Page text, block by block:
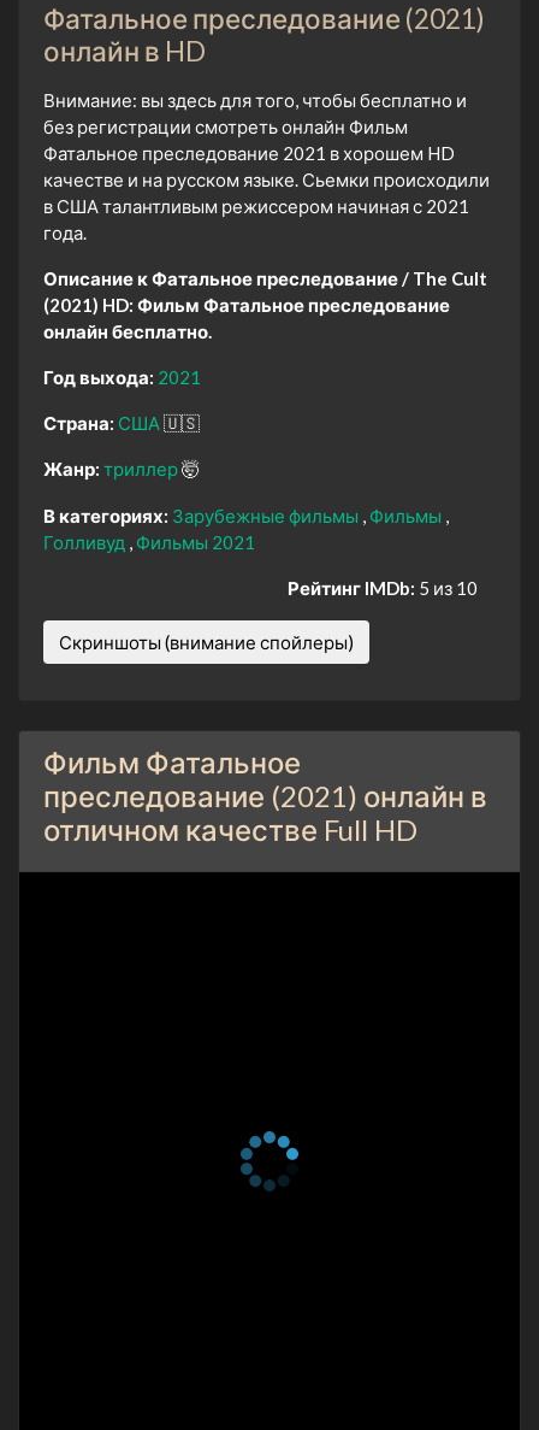
Фатальное преследование (2021)
онлайн в HD
Внимание: вы здесь для того, чтобы бесплатно и
без регистрации смотреть онлайн Фильм
Фатальное преследование 2021 в хорошем HD
качестве и на русском языке. Сьемки происходили
в США талантливым режиссером начиная с 2021
года.
Описание к Фатальное преследование / The Cult
(2021) HD: Фильм Фатальное преследование
онлайн бесплатно.
Год выхода: 2021
Страна: США🇺🇸
Жанр: триллер🤯
В категориях: Зарубежные фильмы
Фильмы
Голливуд
Фильмы 2021
Рейтинг IMDb: 5 из 10
Скриншоты (внимание спойлеры)
Фильм Фатальное
преследование (2021) онлайн в
отличном качестве Full HD